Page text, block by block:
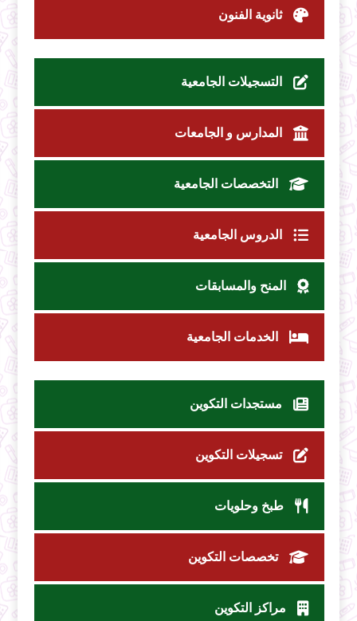
ثانوية الفنون
التسجيلات الجامعية
المدارس و الجامعات
التخصصات الجامعية
الدروس الجامعية
المنح والمسابقات
الخدمات الجامعية
مستجدات التكوين
تسجيلات التكوين
طبخ وحلويات
تخصصات التكوين
مراكز التكوين